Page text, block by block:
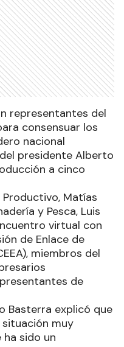
representantes del
consensuar los
nacional
presidente Alberto
a cinco
Matías
y Pesca, Luis
virtual con
de Enlace de
miembros del
de
Basterra explicó que
muy
sido un